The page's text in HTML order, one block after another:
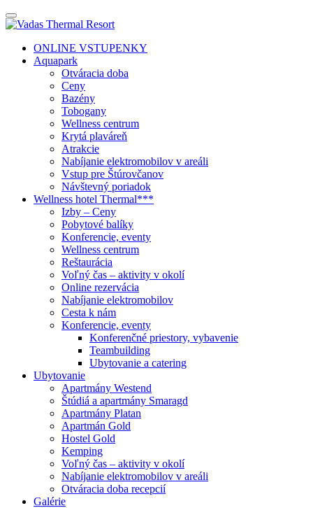
ONLINE VSTUPENKY
Aquapark
Otváracia doba
Ceny
Bazény
Tobogany
Wellness centrum
Krytá plaváreň
Atrakcie
Nabíjanie elektromobilov v areáli
Vstup pre Štúrovčanov
Návštevný poriadok
Wellness hotel Thermal***
Izby – Ceny
Pobytové balíky
Konferencie, eventy
Wellness centrum
Reštaurácia
Voľný čas – aktivity v okolí
Online rezervácia
Nabíjanie elektromobilov
Cesta k nám
Konferencie, eventy
Konferenčné priestory, vybavenie
Teambuilding
Ubytovanie a catering
Ubytovanie
Apartmány Westend
Štúdiá a apartmány Smaragd
Apartmány Platan
Apartmán Gold
Hostel Gold
Kemping
Voľný čas – aktivity v okolí
Nabíjanie elektromobilov v areáli
Otváracia doba recepcií
Galérie